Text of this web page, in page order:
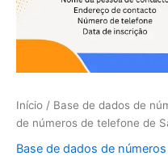
Início / Base de dados de
de números de telefone de
Base de dados de
telefone
San
3